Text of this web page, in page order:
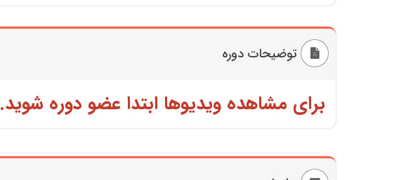
توضیحات دوره
برای مشاهده ویدیوها ابتدا عضو دوره شوید.